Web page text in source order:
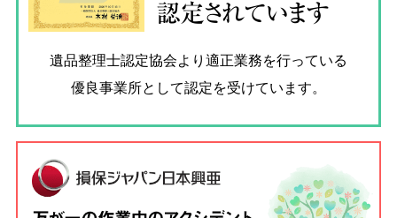
認定されています
遺品整理士認定協会より適正業務を行っている
優良事業所として認定を受けています。